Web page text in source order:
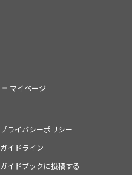
マイページ
プライバシーポリシー
ガイドライン
ガイドブックに投稿する